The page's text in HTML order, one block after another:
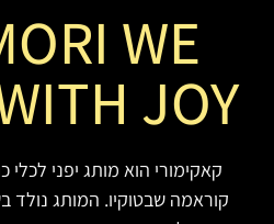
WE
JOY
קאקימורי הוא מותג יפני